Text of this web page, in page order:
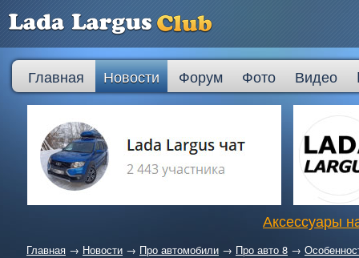
Главная Новости Форум Фото Видео
Аксессуары
Главная → Новости → Про автомобили → Про авто 8 →